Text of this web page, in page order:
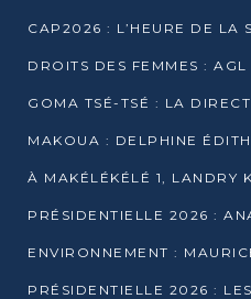
CAP2026 : L’HEURE DE LA